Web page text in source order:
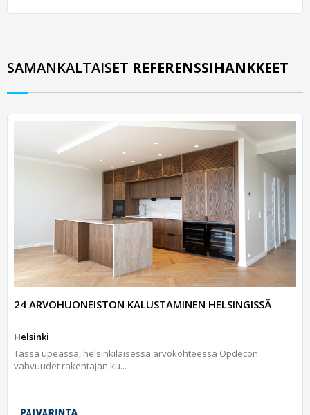
SAMANKALTAISET REFERENSSIHANKKEET
24 ARVOHUONEISTON KALUSTAMINEN HELSINGISSÄ
Helsinki
Tässä upeassa, helsinkiläisessä arvokohteessa Opdecon
vahvuudet rakentajan ku...